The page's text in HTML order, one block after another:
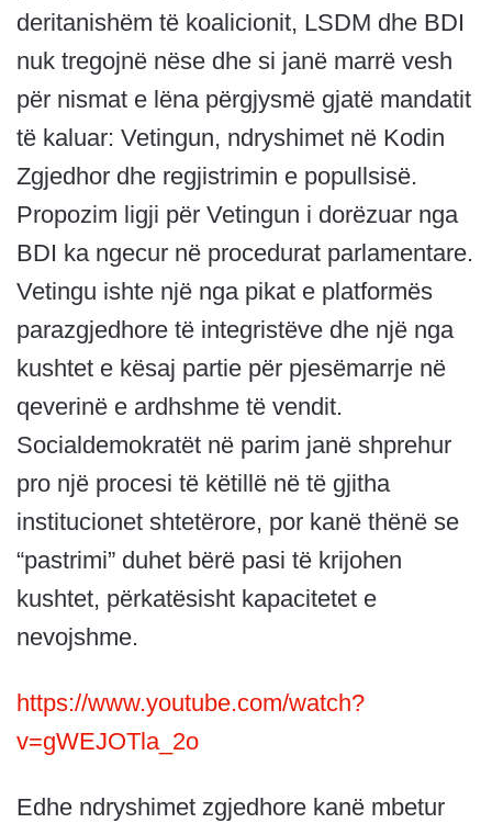
deritanishëm të koalicionit, LSDM dhe BDI
nuk tregojnë nëse dhe si janë marrë vesh
për nismat e lëna përgjysmë gjatë mandatit
të kaluar: Vetingun, ndryshimet në Kodin
Zgjedhor dhe regjistrimin e popullsisë.
Propozim ligji për Vetingun i dorëzuar nga
BDI ka ngecur në procedurat parlamentare.
Vetingu ishte një nga pikat e platformës
parazgjedhore të integristëve dhe një nga
kushtet e kësaj partie për pjesëmarrje në
qeverinë e ardhshme të vendit.
Socialdemokratët në parim janë shprehur
pro një procesi të këtillë në të gjitha
institucionet shtetërore, por kanë thënë se
“pastrimi” duhet bërë pasi të krijohen
kushtet, përkatësisht kapacitetet e
nevojshme.
https://www.youtube.com/watch?
v=gWEJOTla_2o
Edhe ndryshimet zgjedhore kanë mbetur